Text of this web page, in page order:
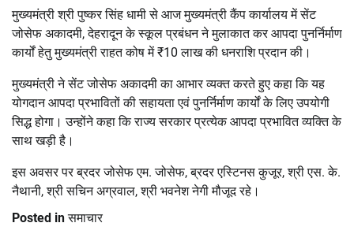
मुख्यमंत्री श्री पुष्कर सिंह धामी से आज मुख्यमंत्री कैंप कार्यालय में सेंट
जोसेफ अकादमी, देहरादून के स्कूल प्रबंधन ने मुलाकात कर आपदा पुनर्निर्माण
कार्यों हेतु मुख्यमंत्री राहत कोष में ₹10 लाख की धनराशि प्रदान की।
मुख्यमंत्री ने सेंट जोसेफ अकादमी का आभार व्यक्त करते हुए कहा कि यह
योगदान आपदा प्रभावितों की सहायता एवं पुनर्निर्माण कार्यों के लिए उपयोगी
सिद्ध होगा। उन्होंने कहा कि राज्य सरकार प्रत्येक आपदा प्रभावित व्यक्ति के
साथ खड़ी है।
इस अवसर पर ब्रदर जोसेफ एम. जोसेफ, ब्रदर एस्टिनस कुजूर, श्री एस. के.
नैथानी, श्री सचिन अग्रवाल, श्री भवनेश नेगी मौजूद रहे।
Posted inसमाचार